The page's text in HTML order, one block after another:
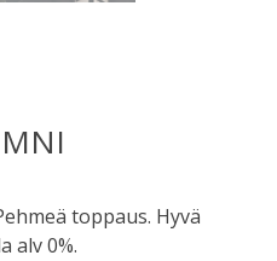
toppaus. Hyvä
alv 0%.